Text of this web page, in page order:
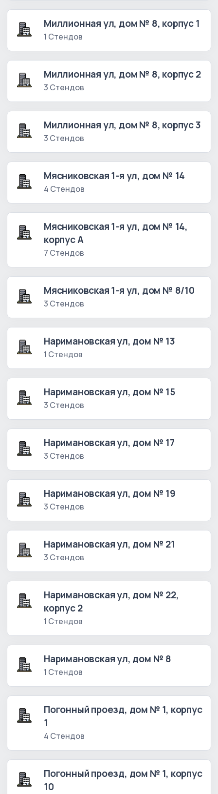
Миллионная ул, дом № 8, корпус 1
1 Стендов
Миллионная ул, дом № 8, корпус 2
3 Стендов
Миллионная ул, дом № 8, корпус 3
3 Стендов
Мясниковская 1-я ул, дом № 14
4 Стендов
Мясниковская 1-я ул, дом № 14,
корпус А
7 Стендов
Мясниковская 1-я ул, дом № 8/10
3 Стендов
Наримановская ул, дом № 13
1 Стендов
Наримановская ул, дом № 15
3 Стендов
Наримановская ул, дом № 17
3 Стендов
Наримановская ул, дом № 19
3 Стендов
Наримановская ул, дом № 21
3 Стендов
Наримановская ул, дом № 22,
корпус 2
1 Стендов
Наримановская ул, дом № 8
1 Стендов
Погонный проезд, дом № 1, корпус
1
4 Стендов
Погонный проезд, дом № 1, корпус
10